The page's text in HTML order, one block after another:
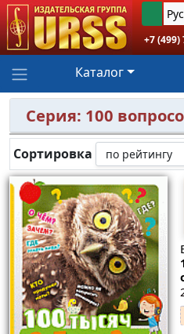
+7 (499)
Каталог
Серия: 100
Сортировка